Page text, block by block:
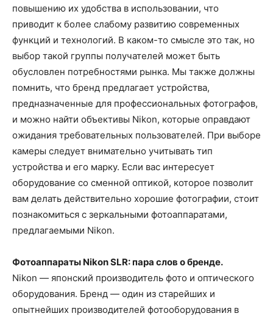
повышению их удобства в использовании, что
приводит к более слабому развитию современных
функций и технологий. В каком-то смысле это так, но
выбор такой группы получателей может быть
обусловлен потребностями рынка. Мы также должны
помнить, что бренд предлагает устройства,
предназначенные для профессиональных фотографов,
и можно найти объективы Nikon, которые оправдают
ожидания требовательных пользователей. При выборе
камеры следует внимательно учитывать тип
устройства и его марку. Если вас интересует
оборудование со сменной оптикой, которое позволит
вам делать действительно хорошие фотографии, стоит
познакомиться с зеркальными фотоаппаратами,
предлагаемыми Nikon.
Фотоаппараты Nikon SLR: пара слов о бренде.
Nikon — японский производитель фото и оптического
оборудования. Бренд — один из старейших и
опытнейших производителей фотооборудования в